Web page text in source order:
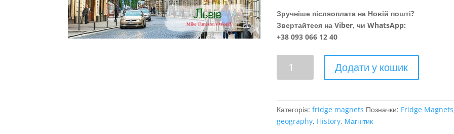
Зручніше післяоплата на Новій пошті?
Звертайтеся на Viber, чи WhatsApp:
+38 093 066 12 40
кількість
Додати у кошик
Категорія:fridge magnets Позначки: Fridge Magnets
geography, History, Магнітик